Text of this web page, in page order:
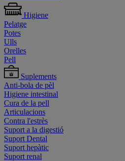
Higiene
Pelatge
Potes
Ulls
Orelles
Pell
Suplements
Anti-bola de pèl
Higiene intestinal
Cura de la pell
Articulacions
Contra l'estrès
Suport a la digestió
Suport Dental
Suport hepàtic
Suport renal